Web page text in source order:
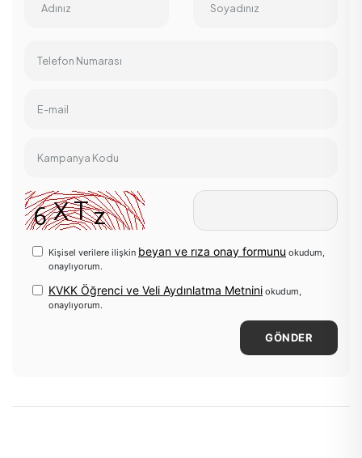
Adınız Soyadınız
Telefon Numarası
E-mail
Kampanya Kodu
Kişisel verilere ilişkin beyan ve rıza onay formunu okudum,
onaylıyorum.
KVKK Öğrenci ve Veli Aydınlatma Metnini okudum,
onaylıyorum.
GÖNDER